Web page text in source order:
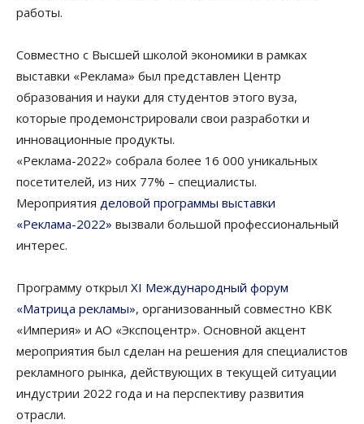
работы.
Совместно с Высшей школой экономики в рамках
выставки «Реклама» был представлен Центр
образования и науки для студентов этого вуза,
которые продемонстрировали свои разработки и
инновационные продукты.
«Реклама-2022» собрала более 16 000 уникальных
посетителей, из них 77% – специалисты.
Мероприятия деловой программы выставки
«Реклама-2022» вызвали большой профессиональный
интерес.
Программу открыл XI Международный форум
«Матрица рекламы», организованный совместно КВК
«Империя» и АО «Экспоцентр». Основной акцент
мероприятия был сделан на решения для специалистов
рекламного рынка, действующих в текущей ситуации
индустрии 2022 года и на перспективу развития
отрасли.